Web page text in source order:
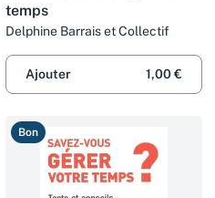
temps
Delphine Barrais et Collectif
Ajouter 1,00 €
Bon